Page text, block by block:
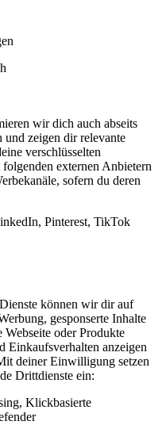
wir dich auch abseits
und zeigen dir relevante
verschlüsselten
externen Anbietern
sofern du deren
Pinterest, TikTok
können wir dir auf
gesponserte Inhalte
Webseite oder Produkte
Einkaufsverhalten anzeigen
deiner Einwilligung setzen
Drittdienste ein:
Klickbasierte